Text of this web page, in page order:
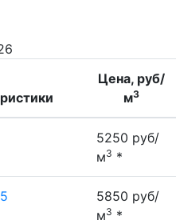
Цена, руб/
м3
5250 руб/
м3 *
5850 руб/
м3 *